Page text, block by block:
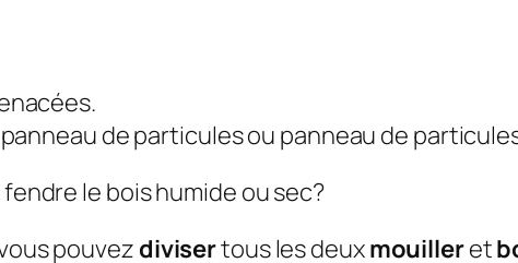
de particules ou panneau de
le bois humide ou sec?
pouvez divisertous les deuxmouilleret